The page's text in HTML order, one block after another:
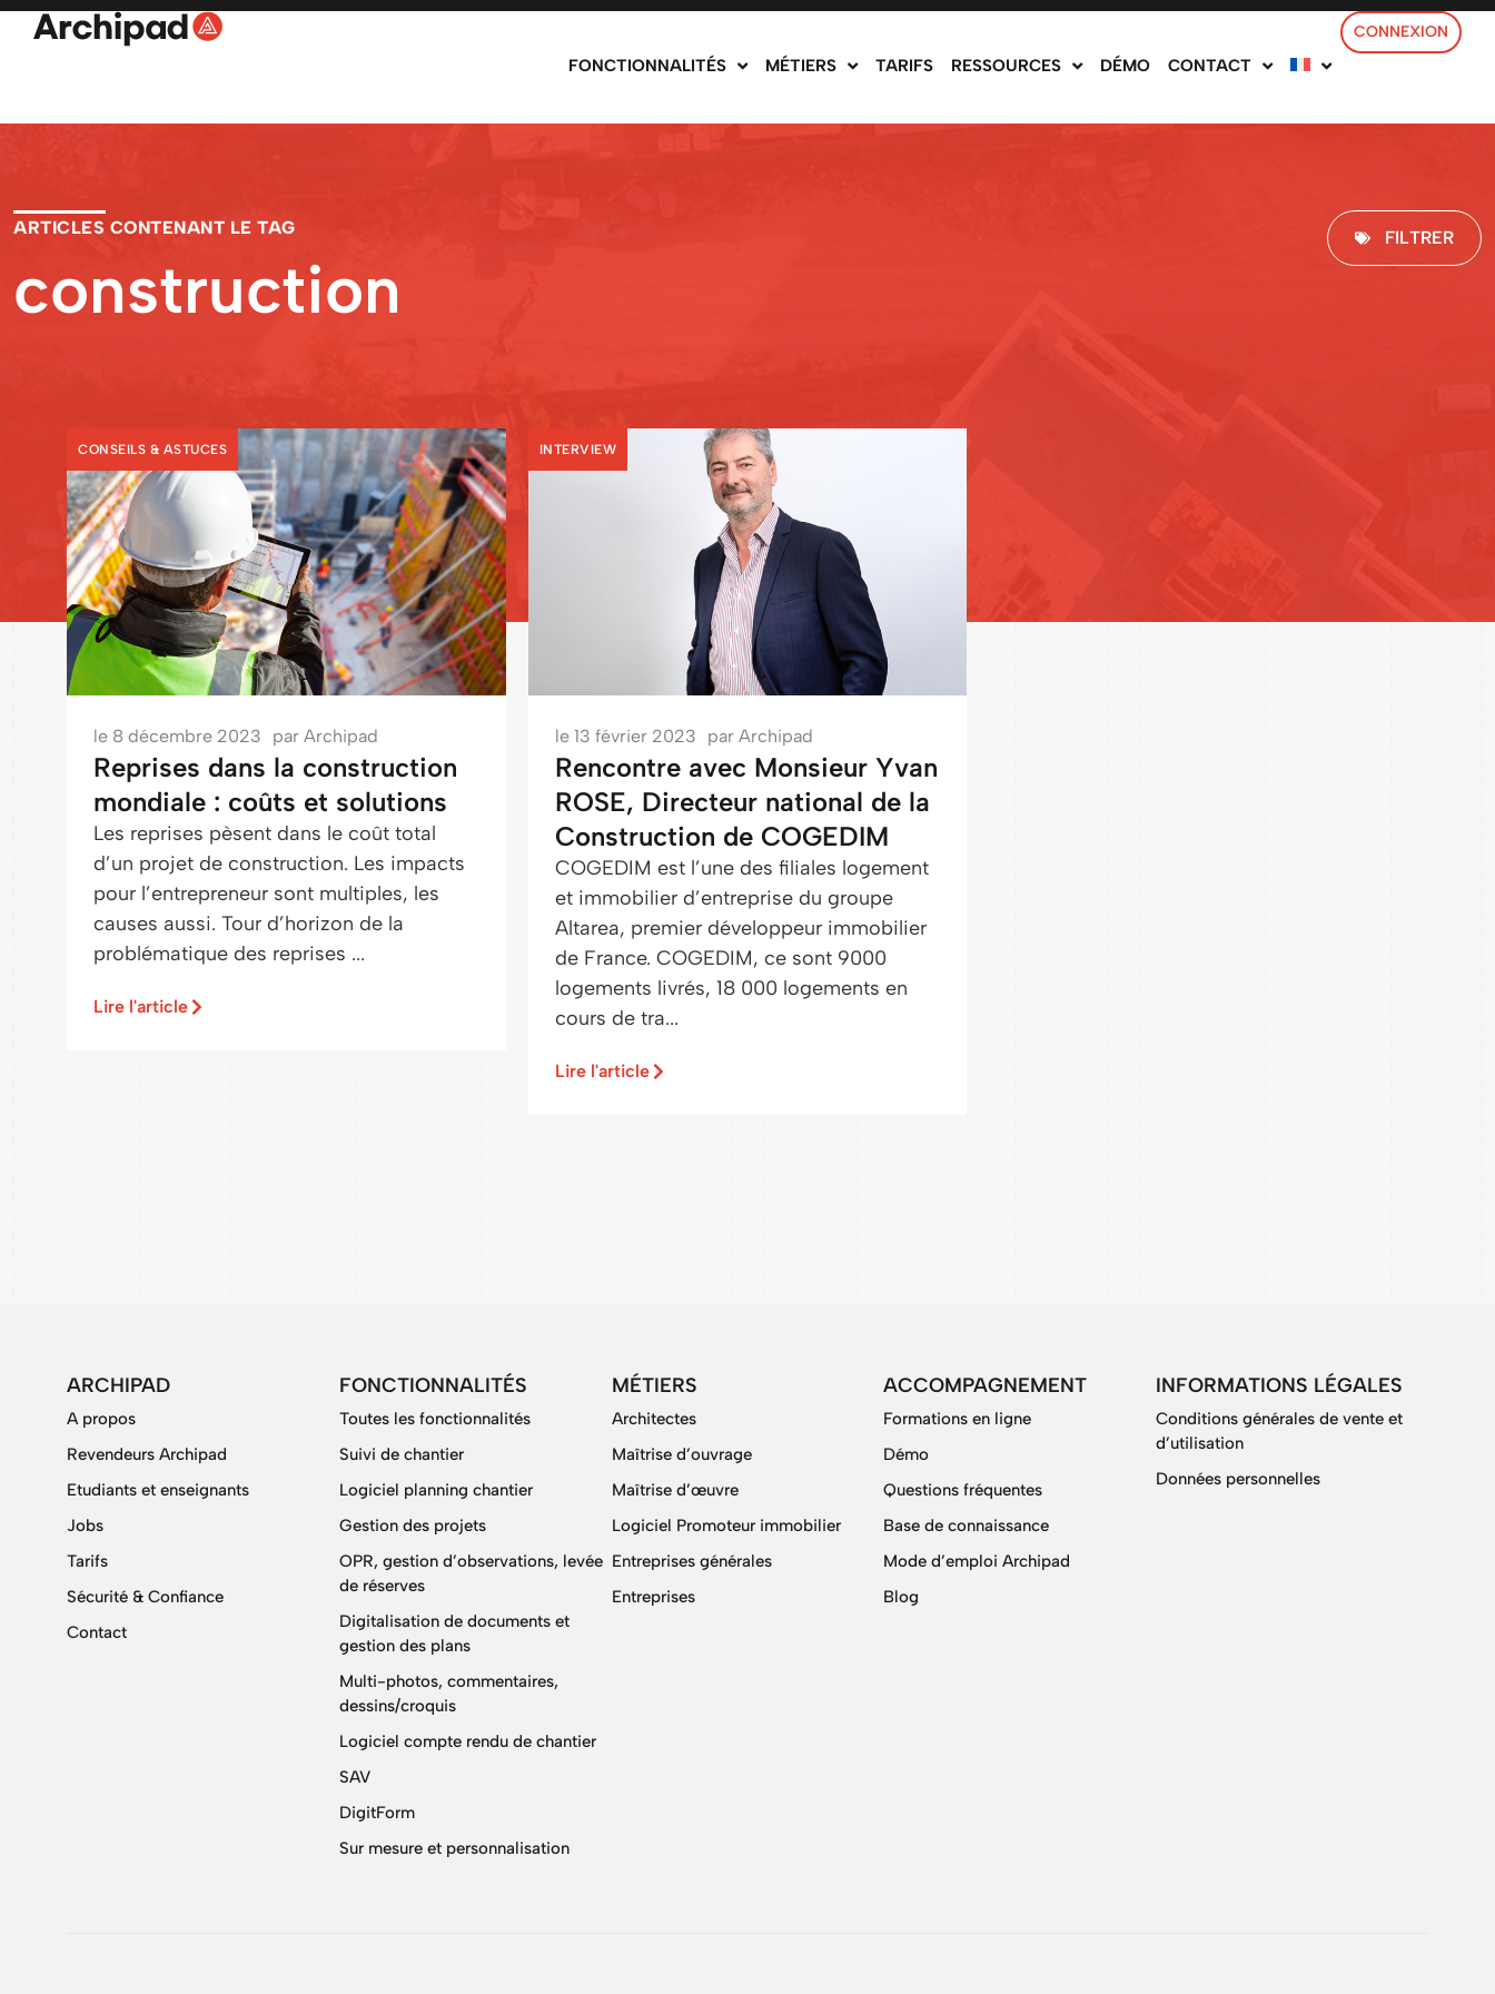
FONCTIONNALITÉS MÉTIERS TARIFS RESSOURCES DÉMO CONTACT
CONNEXION
ARTICLES CONTENANT LE TAG
construction
FILTRER
CONSEILS & ASTUCES
le 8 décembre 2023 par Archipad
Reprises dans la construction
mondiale : coûts et solutions
Les reprises pèsent dans le coût total
d’un projet de construction. Les impacts
pour l’entrepreneur sont multiples, les
causes aussi. Tour d’horizon de la
problématique des reprises ...
Lire l'article
INTERVIEW
le 13 février 2023 par Archipad
Rencontre avec Monsieur Yvan
ROSE, Directeur national de la
Construction de COGEDIM
COGEDIM est l’une des filiales logement
et immobilier d’entreprise du groupe
Altarea, premier développeur immobilier
de France. COGEDIM, ce sont 9000
logements livrés, 18 000 logements en
cours de tra...
Lire l'article
ARCHIPAD
A propos
Revendeurs Archipad
Etudiants et enseignants
Jobs
Tarifs
Sécurité & Confiance
Contact
FONCTIONNALITÉS
Toutes les fonctionnalités
Suivi de chantier
Logiciel planning chantier
Gestion des projets
OPR, gestion d’observations, levée
de réserves
Digitalisation de documents et
gestion des plans
Multi-photos, commentaires,
dessins/croquis
Logiciel compte rendu de chantier
SAV
DigitForm
Sur mesure et personnalisation
MÉTIERS
Architectes
Maîtrise d’ouvrage
Maîtrise d’œuvre
Logiciel Promoteur immobilier
Entreprises générales
Entreprises
ACCOMPAGNEMENT
Formations en ligne
Démo
Questions fréquentes
Base de connaissance
Mode d’emploi Archipad
Blog
INFORMATIONS LÉGALES
Conditions générales de vente et
d’utilisation
Données personnelles